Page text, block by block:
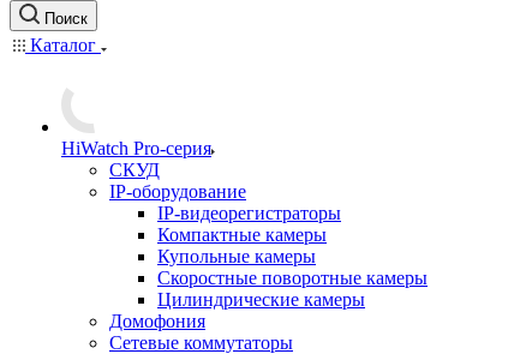
Поиск
Каталог
HiWatch Pro-серия
CКУД
IP-оборудование
IP-видеорегистраторы
Компактные камеры
Купольные камеры
Скоростные поворотные камеры
Цилиндрические камеры
Домофония
Сетевые коммутаторы